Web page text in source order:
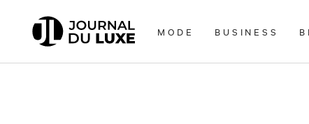
directement
MODE BUSINESS